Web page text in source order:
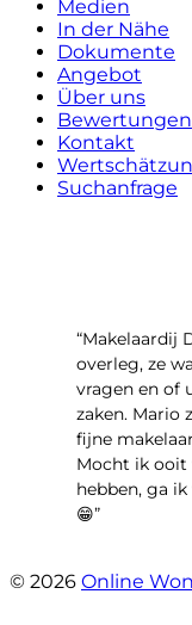
Medien
In der Nähe
Dokumente
Angebot
Über uns
Bewertungen
Kontakt
Suchanfrage
“Makelaardij
overleg, ze
vragen en of
zaken. Mario
fijne
Mocht ik ooit
hebben, ga
😁”
© 2026 Online